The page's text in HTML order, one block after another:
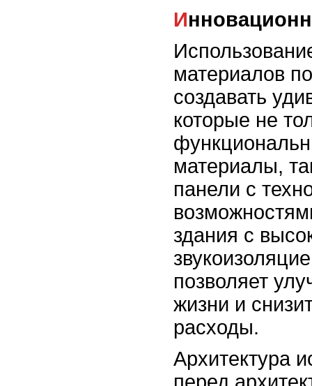
материалов
создавать
которые не
материалы,
панели с
здания с
позволяет
жизни и
расходы.
Архитектура